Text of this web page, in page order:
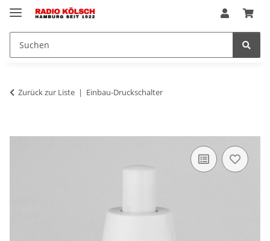
Zurück zur Liste Einbau-Druckschalter